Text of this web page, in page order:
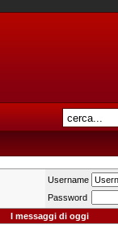
Username
Password
I messaggi di oggi